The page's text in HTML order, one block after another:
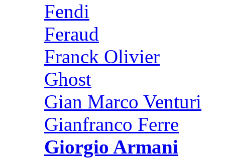
Fendi
Feraud
Franck Olivier
Ghost
Gian Marco Venturi
Gianfranco Ferre
Giorgio Armani